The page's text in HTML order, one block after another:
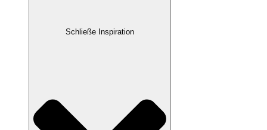
Schließe Inspiration